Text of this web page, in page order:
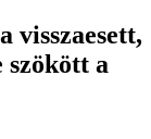
visszaesett,
szökött a